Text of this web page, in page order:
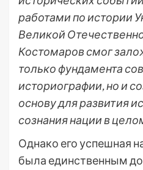
работами по истории
Великой
Костомаров смог
только фундамента
историографии, но и
основу для развития
сознания нации в
Однако его успешная
была единственным